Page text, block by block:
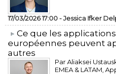
17/03/2026 17:00 -Jessica Ifker
​Ce que les
européennes peuvent
autres
Par Aliaksei
EMEA & LATAM,